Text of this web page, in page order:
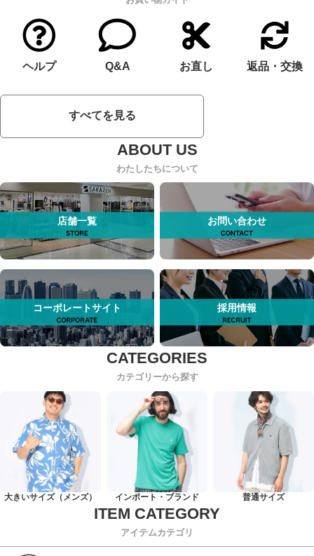
ヘルプ Q&A お直し 返品・交換
すべてを見る
わたしたちについて
店舗一覧 お問い合わせ
コーポレートサイト 採用情報
カテゴリーから探す
大きいサイズ（メンズ） インポート・ブランド 普通サイズ
アイテムカテゴリ